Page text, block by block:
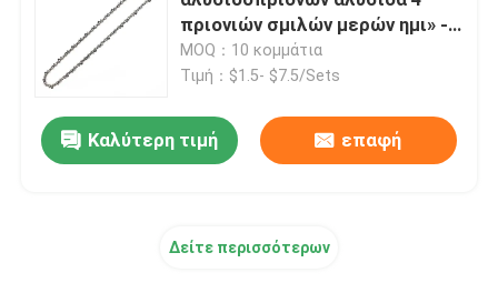
Αφήστε ένα μήνυμα
We bellen je snel terug!
Ηλεκτρικός κόπτης βουρτσών
Ηλεκτρικές ψαλίδες Pruner
πριονιών σμιλών μερών ημι» -»
φραγμός οδηγών 42
MOQ：10 κομμάτια
Τιμή：$1.5- $7.5/Sets
Καλύτερη τιμή επαφή
Δείτε περισσότερων